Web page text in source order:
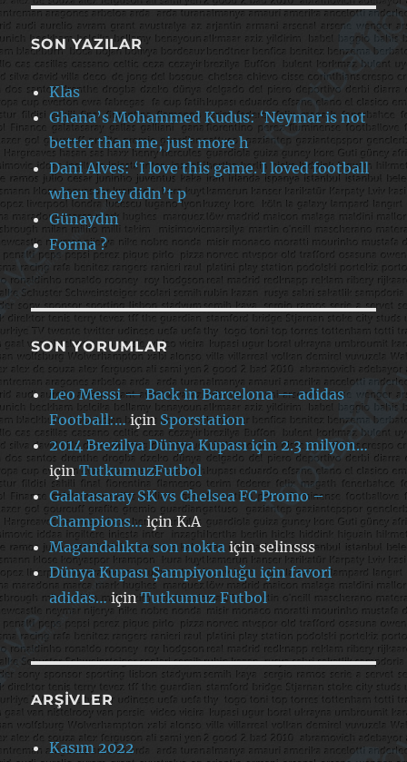
SON YAZILAR
Klas
Ghana’s Mohammed Kudus: ‘Neymar is not
better than me, just more h
Dani Alves: ‘I love this game. I loved football
when they didn’t p
Günaydın
Forma ?
SON YORUMLAR
Leo Messi — Back in Barcelona — adidas
Football:…için Sporstation
2014 Brezilya Dünya Kupası için 2.3 milyon…
içinTutkumuzFutbol
Galatasaray SK vs Chelsea FC Promo –
Champions…içinK.A
Magandalıkta son nokta içinselinsss
Dünya Kupası Şampiyonluğu için favori
adidas…içinTutkumuz Futbol
ARŞIVLER
Kasım 2022